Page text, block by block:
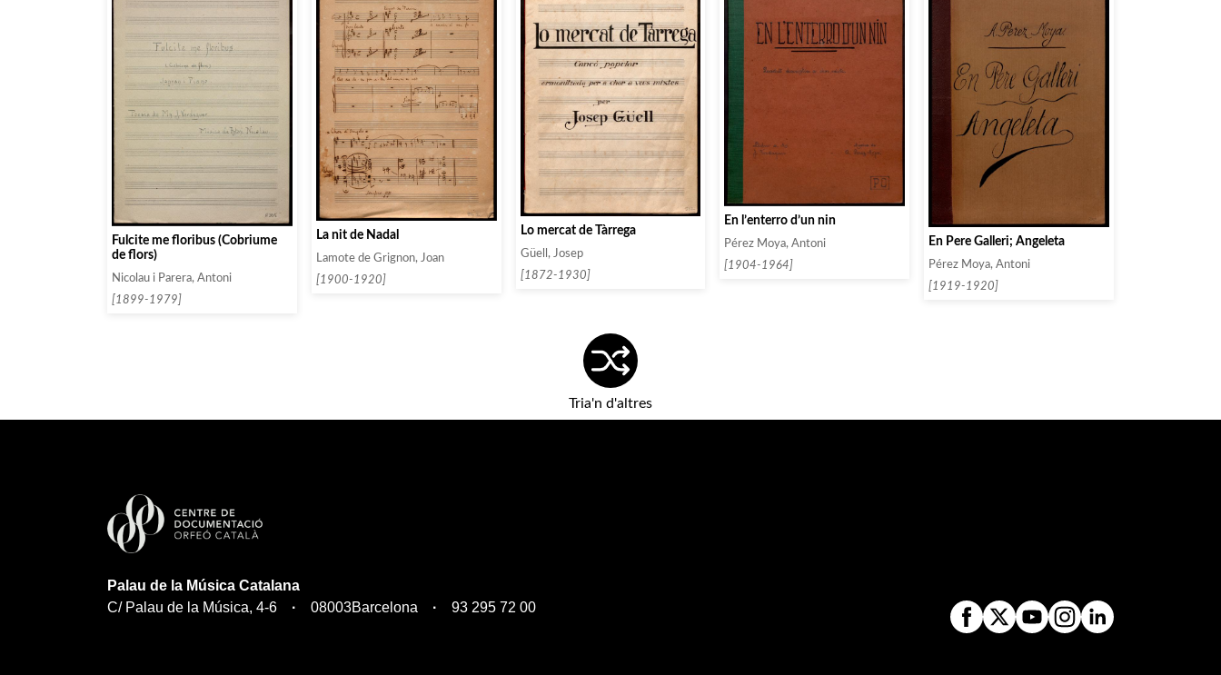
Fulcite me floribus (Cobriume
de flors)
Nicolau i Parera, Antoni
[1899-1979]
La nit de Nadal
Lamote de Grignon, Joan
[1900-1920]
Lo mercat de Tàrrega
Güell, Josep
[1872-1930]
En l’enterro d’un nin
Pérez Moya, Antoni
[1904-1964]
En Pere Galleri; Angeleta
Pérez Moya, Antoni
[1919-1920]
Tria'n d'altres
Palau de la Música Catalana
C/ Palau de la Música, 4-6
08003Barcelona 93 295 72 00